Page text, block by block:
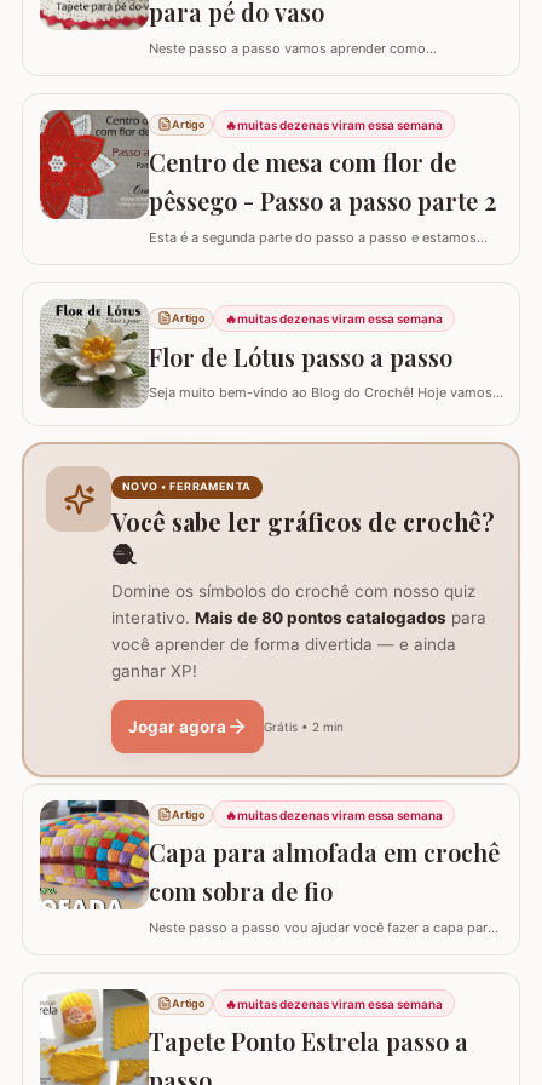
para pé do vaso
Neste passo a passo vamos aprender como
compõe o jogo de banheiro oval. Este jogo de banheiro
foi uma adaptação que fiz de um modelo de tapete e o
passo a passo do TAPETE DO LAVABO já está
disponível aqui no blog, confira nos links abaixo! Jogo
Artigo 🔥muitas dezenas viram essa semana
Centro de mesa com flor de
pêssego - Passo a passo parte 2
Esta é a segunda parte do passo a passo e estamos
Se está procurando o início do trabalho visite o link
abaixo onde também temos a lista completa de
materiais. Centro de mesa com flor de pêssego - Parte 1
Tamanho do trabalho pronto: 60 cm de…
Artigo 🔥muitas dezenas viram essa semana
Flor de Lótus passo a passo
Seja muito bem-vindo ao Blog do Crochê! Hoje vamos
crie uma peça volumosa e encantadora, perfeita para
trilhos de mesa, aplicações em tapetes ou…
NOVO • FERRAMENTA
Você sabe ler gráficos de crochê?
🧶
Domine os símbolos do crochê com nosso quiz
interativo. Mais de 80 pontos catalogados para
você aprender de forma divertida — e ainda
ganhar XP!
Jogar agora Grátis • 2 min
Artigo 🔥muitas dezenas viram essa semana
Capa para almofada em crochê
com sobra de fio
Neste passo a passo vou ajudar você fazer a capa para
passo a passo do tapete, mas desta vez vou mostrar
como é super fácil fazer um modelo quadrado com as
bordas retas. O passo a passo está bem detalhado,
mas se sentir alguma dificuldade deixe um…
Artigo 🔥muitas dezenas viram essa semana
Tapete Ponto Estrela passo a